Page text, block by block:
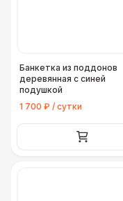
Банкетка из поддонов
деревянная с синей
подушкой
1 700 ₽ / сутки